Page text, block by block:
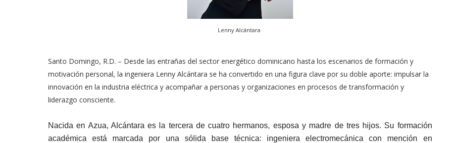
Lenny Alcántara
Santo Domingo, R.D. – Desde las entrañas del sector energético dominicano hasta los escenarios de formación y
motivación personal, la ingeniera Lenny Alcántara se ha convertido en una figura clave por su doble aporte: impulsar la
innovación en la industria eléctrica y acompañar a personas y organizaciones en procesos de transformación y
liderazgo consciente.
Nacida en Azua, Alcántara es la tercera de cuatro hermanos, esposa y madre de tres hijos. Su formación
académica está marcada por una sólida base técnica: ingeniera electromecánica con mención en